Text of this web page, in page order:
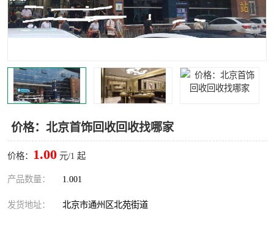
价格：北京首饰回收回收找哪家
价格： 1.00 元/1 起
产品数量： 1.001
发货地址： 北京市通州区北苑街道